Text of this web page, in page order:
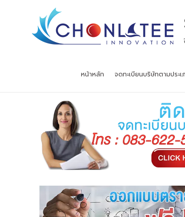
หน้าหลัก จดทะเบียนบริษัทตามประเ